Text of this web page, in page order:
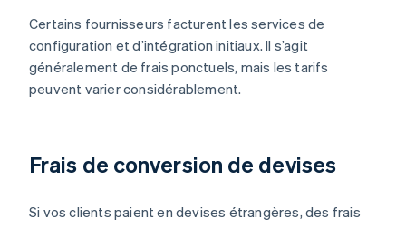
Certains fournisseurs facturent les services de
configuration et d’intégration initiaux. Il s’agit
généralement de frais ponctuels, mais les tarifs
peuvent varier considérablement.
Frais de conversion de devises
Si vos clients paient en devises étrangères, des frais